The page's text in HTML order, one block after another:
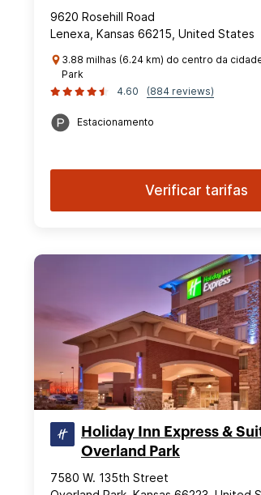
9620 Rosehill Road
Lenexa, Kansas 66215, United States
3.88 milhas (6.24 km) do centro da
Park
4.60
(884 reviews)
Estacionamento
Verificar tarifas
Holiday Inn Express &
Overland Park
7580 W. 135th Street